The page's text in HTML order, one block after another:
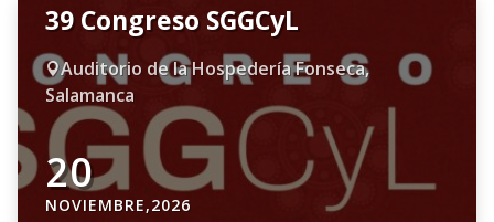
(ALMA) invita a participar en esta nueva edición
que tendrá como […]
39 Congreso SGGCyL
Auditorio de la Hospedería Fonseca,
Salamanca
20
NOVIEMBRE,2026